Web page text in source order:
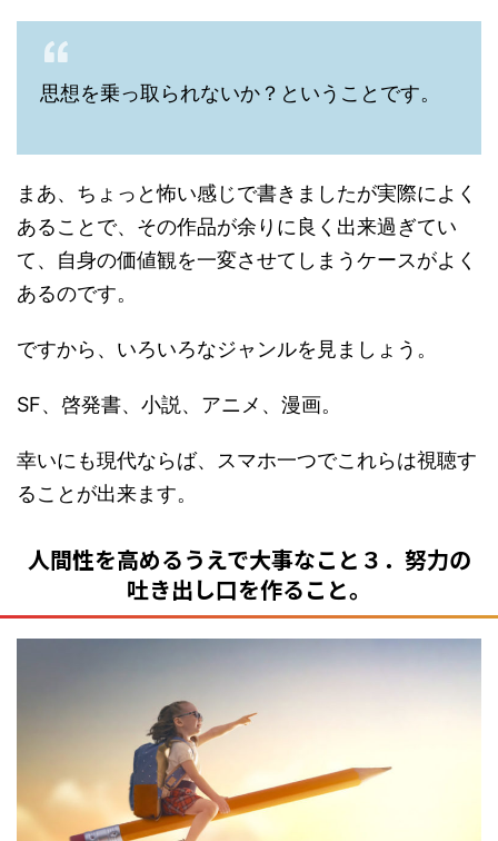
思想を乗っ取られないか？ということです。
まあ、ちょっと怖い感じで書きましたが実際によく
あることで、その作品が余りに良く出来過ぎてい
て、自身の価値観を一変させてしまうケースがよく
あるのです。
ですから、いろいろなジャンルを見ましょう。
SF、啓発書、小説、アニメ、漫画。
幸いにも現代ならば、スマホ一つでこれらは視聴す
ることが出来ます。
人間性を高めるうえで大事なこと３．努力の
吐き出し口を作ること。